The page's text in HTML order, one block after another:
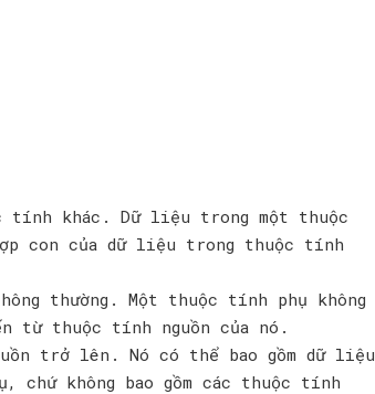
khác. Dữ liệu trong một thuộc
con của dữ liệu trong thuộc tính
thường. Một thuộc tính phụ không
thuộc tính nguồn của nó.
trở lên. Nó có thể bao gồm dữ liệu
chứ không bao gồm các thuộc tính